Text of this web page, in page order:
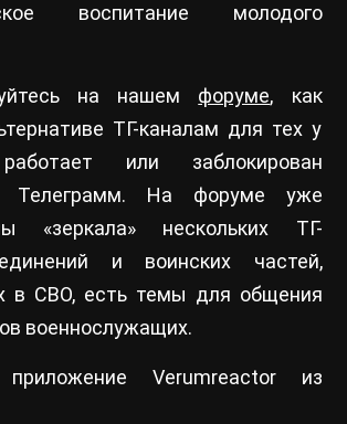
воспитание молодого
на нашем форуме, как
ТГ-каналам для тех у
или заблокирован
Телеграмм. На форуме уже
«зеркала» нескольких ТГ-
и воинских частей,
в СВО, есть темы для общения
военнослужащих.
приложение Verumreactor из